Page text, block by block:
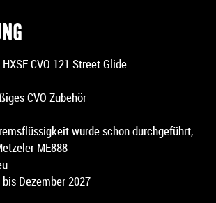
CVO 121 Street Glide
CVO Zubehör
wurde schon durchgeführt,
ME888
Dezember 2027